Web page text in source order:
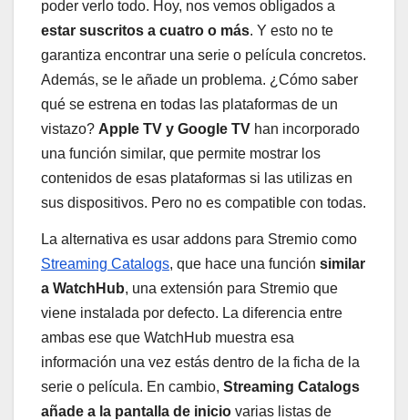
poder verlo todo. Hoy, nos vemos obligados a
estar suscritos a cuatro o más. Y esto no te
garantiza encontrar una serie o película concretos.
Además, se le añade un problema. ¿Cómo saber
qué se estrena en todas las plataformas de un
vistazo? Apple TV y Google TV han incorporado
una función similar, que permite mostrar los
contenidos de esas plataformas si las utilizas en
sus dispositivos. Pero no es compatible con todas.
La alternativa es usar addons para Stremio como
Streaming Catalogs, que hace una función similar
a WatchHub, una extensión para Stremio que
viene instalada por defecto. La diferencia entre
ambas ese que WatchHub muestra esa
información una vez estás dentro de la ficha de la
serie o película. En cambio, Streaming Catalogs
añade a la pantalla de inicio varias listas de